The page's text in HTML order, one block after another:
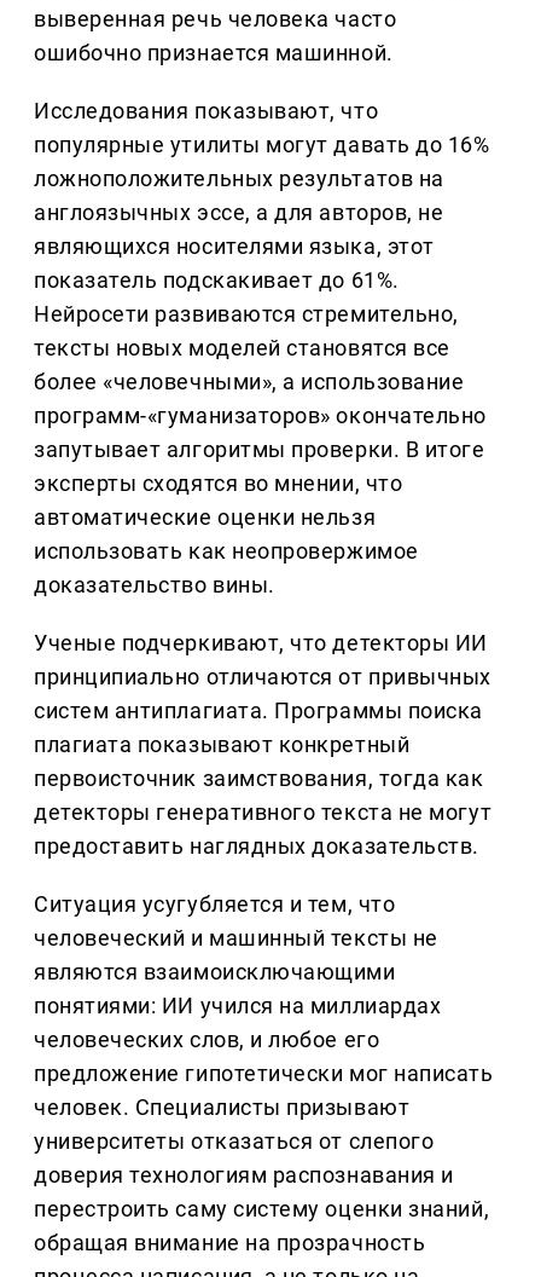
выверенная речь человека часто
ошибочно признается машинной.
Исследования показывают, что
популярные утилиты могут давать до 16%
ложноположительных результатов на
англоязычных эссе, а для авторов, не
являющихся носителями языка, этот
показатель подскакивает до 61%.
Нейросети развиваются стремительно,
тексты новых моделей становятся все
более «человечными», а использование
программ-«гуманизаторов» окончательно
запутывает алгоритмы проверки. В итоге
эксперты сходятся во мнении, что
автоматические оценки нельзя
использовать как неопровержимое
доказательство вины.
Ученые подчеркивают, что детекторы ИИ
принципиально отличаются от привычных
систем антиплагиата. Программы поиска
плагиата показывают конкретный
первоисточник заимствования, тогда как
детекторы генеративного текста не могут
предоставить наглядных доказательств.
Ситуация усугубляется и тем, что
человеческий и машинный тексты не
являются взаимоисключающими
понятиями: ИИ учился на миллиардах
человеческих слов, и любое его
предложение гипотетически мог написать
человек. Специалисты призывают
университеты отказаться от слепого
доверия технологиям распознавания и
перестроить саму систему оценки знаний,
обращая внимание на прозрачность